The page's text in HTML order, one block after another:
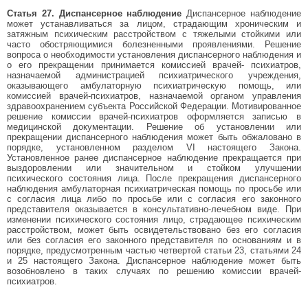
Статья 27. Диспансерное наблюдение Диспансерное наблюдение
может устанавливаться за лицом, страдающим хроническим и
затяжным психическим расстройством с тяжелыми стойкими или
часто обостряющимися болезненными проявлениями. Решение
вопроса о необходимости установления диспансерного наблюдения и
о его прекращении принимается комиссией врачей- психиатров,
назначаемой администрацией психиатрического учреждения,
оказывающего амбулаторную психиатрическую помощь, или
комиссией врачей-психиатров, назначаемой органом управления
здравоохранением субъекта Российской Федерации. Мотивированное
решение комиссии врачей-психиатров оформляется записью в
медицинской документации. Решение об установлении или
прекращении диспансерного наблюдения может быть обжаловано в
порядке, установленном разделом VI настоящего Закона.
Установленное ранее диспансерное наблюдение прекращается при
выздоровлении или значительном и стойком улучшении
психического состояния лица. После прекращения диспансерного
наблюдения амбулаторная психиатрическая помощь по просьбе или
с согласия лица либо по просьбе или с согласия его законного
представителя оказывается в консультативно-лечебном виде. При
изменении психического состояния лицо, страдающее психическим
расстройством, может быть освидетельствовано без его согласия
или без согласия его законного представителя по основаниям и в
порядке, предусмотренным частью четвертой статьи 23, статьями 24
и 25 настоящего Закона. Диспансерное наблюдение может быть
возобновлено в таких случаях по решению комиссии врачей-
психиатров.